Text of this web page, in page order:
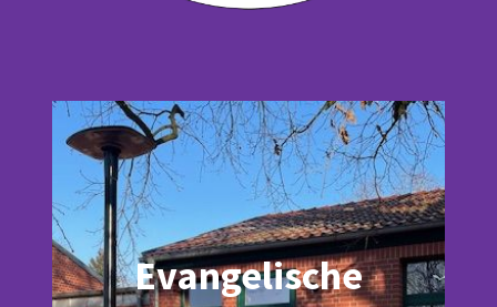
Evangelische